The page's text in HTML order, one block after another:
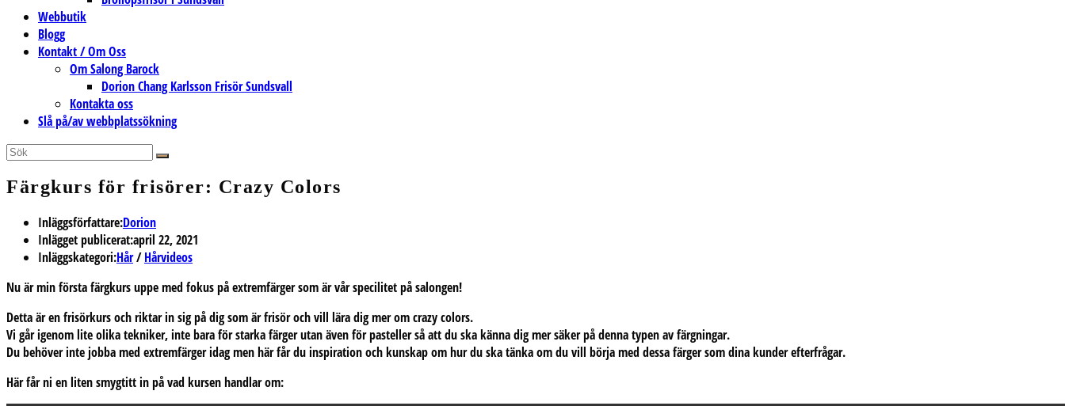
Webbutik
Blogg
Kontakt / Om Oss
Om Salong Barock
Dorion Chang Karlsson Frisör Sundsvall
Kontakta oss
Slå på/av webbplatssökning
Färgkurs för frisörer: Crazy Colors
Inläggsförfattare:Dorion
Inlägget publicerat:april 22, 2021
Inläggskategori:Hår/ Hårvideos
Nu är min första färgkurs uppe med fokus på extremfärger som är vår specilitet på salongen!
Detta är en frisörkurs och riktar in sig på dig som är frisör och vill lära dig mer om crazy colors.
Vi går igenom lite olika tekniker, inte bara för starka färger utan även för pasteller så att du ska känna dig mer säker på denna typen av färgningar.
Du behöver inte jobba med extremfärger idag men här får du inspiration och kunskap om hur du ska tänka om du vill börja med dessa färger som dina kunder efterfrågar.
Här får ni en liten smygtitt in på vad kursen handlar om: